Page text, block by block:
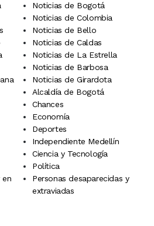
Noticias de Bogotá
Noticias de Colombia
Noticias de Bello
Noticias de Caldas
Noticias de La Estrella
Noticias de Barbosa
Noticias de Girardota
Alcaldía de Bogotá
Chances
Economía
Deportes
Independiente Medellín
Ciencia y Tecnología
Política
en
Personas desaparecidas y
extraviadas